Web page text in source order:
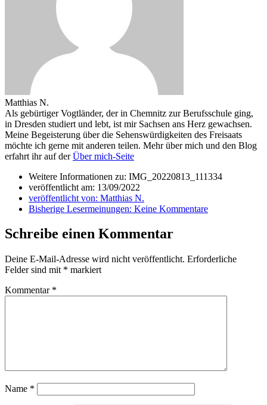
Matthias N.
Als gebürtiger Vogtländer, der in Chemnitz zur Berufsschule ging,
in Dresden studiert und lebt, ist mir Sachsen ans Herz gewachsen.
Meine Begeisterung über die Sehenswürdigkeiten des Freisaats
möchte ich gerne mit anderen teilen. Mehr über mich und den Blog
erfahrt ihr auf derÜber mich-Seite
Weitere Informationen zu: IMG_20220813_111334
veröffentlicht am: 13/09/2022
veröffentlicht von: Matthias N.
Bisherige Lesermeinungen: Keine Kommentare
Schreibe einen Kommentar
Deine E-Mail-Adresse wird nicht veröffentlicht. Erforderliche
Felder sind mit * markiert
Kommentar *
Name *